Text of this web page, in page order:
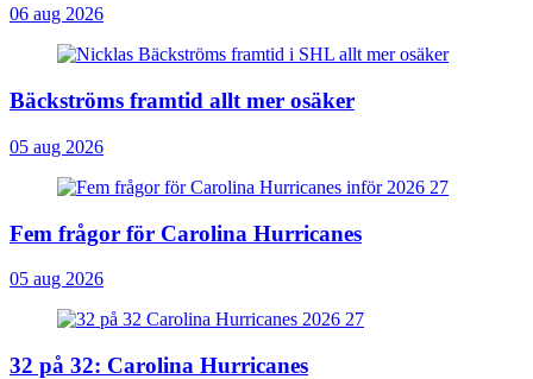
06 aug 2026
Bäckströms framtid allt mer osäker
05 aug 2026
Fem frågor för Carolina Hurricanes
05 aug 2026
32 på 32: Carolina Hurricanes